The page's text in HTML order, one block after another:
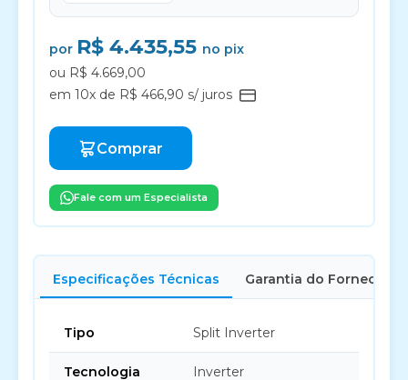
por R$ 4.435,55 no pix
ou R$ 4.669,00
em 10x de R$ 466,90 s/ juros
Comprar
Fale com um Especialista
Especificações Técnicas Garantia do Fornecedor
Tipo Split Inverter
Tecnologia Inverter